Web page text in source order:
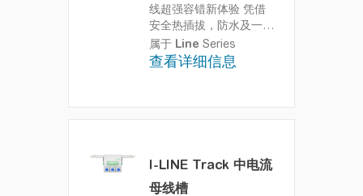
线超强容错新体验 凭借
安全热插拔，防水及一体
化地线设计，带来工业级
母线超强容错新体验
属于 Line Series
查看详细信息
I-LINE Track 中电流
母线槽